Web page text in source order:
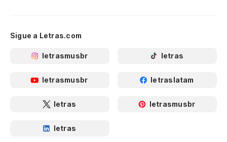
Sigue a Letras.com
letrasmusbr letras
letrasmusbr letraslatam
letras letrasmusbr
letras